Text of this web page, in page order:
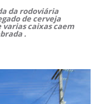
da rodoviária
de cerveja
caixas caem
.